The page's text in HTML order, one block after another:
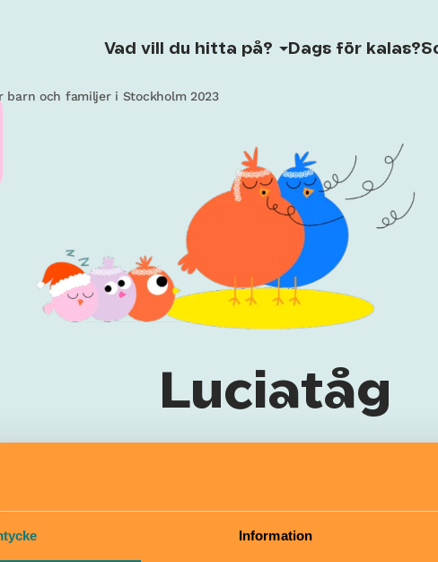
Information
Vad vill du hitta på? Dags för kalas?
barn och familjer i Stockholm 2023
Luciatåg
kan egentligen motstå ett stämningsfullt
redaktion har listat Stockholms barn-